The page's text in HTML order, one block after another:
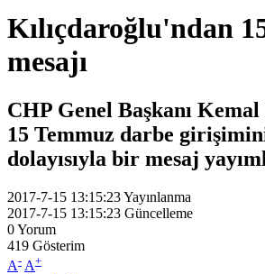
Kılıçdaroğlu'ndan
mesajı
CHP Genel Başkanı
15 Temmuz darbe
dolayısıyla bir mesaj
2017-7-15 13:15:23Yayınlanma
2017-7-15 13:15:23 Güncelleme
0Yorum
419 Gösterim
A- A+